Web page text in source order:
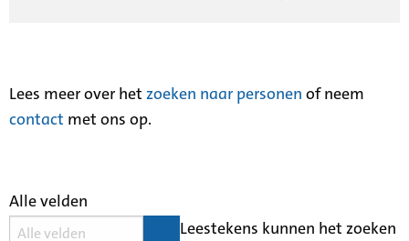
Lees meer over het zoeken naar personen of neem
contact met ons op.
Alle velden
Leestekens kunnen het zoeken